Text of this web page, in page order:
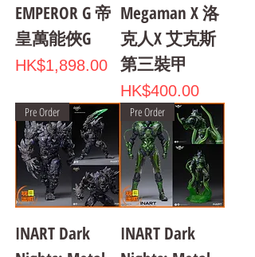
EMPEROR G 帝
皇萬能俠G
Price
HK$1,898.00
Megaman X 洛
克人X 艾克斯
第三裝甲
Price
HK$400.00
Pre Order
INART Dark
Pre Order
INART Dark